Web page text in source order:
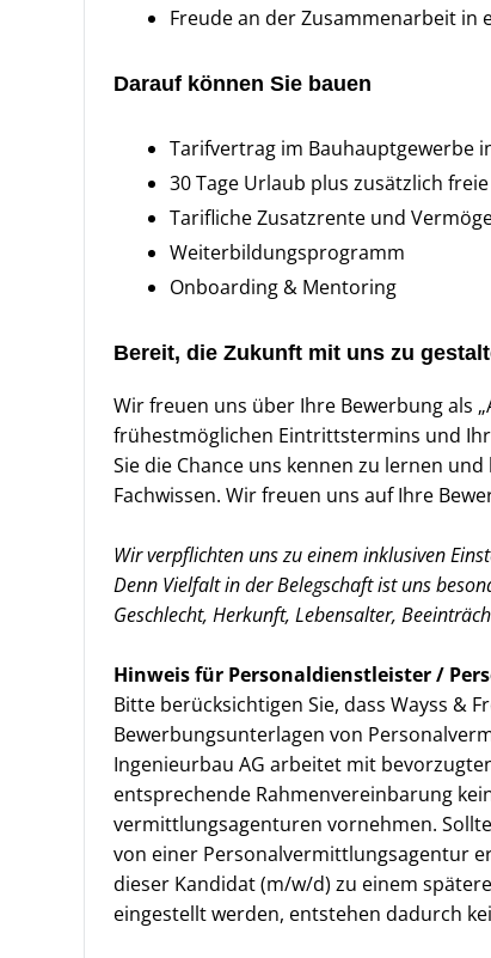
Freude an der Zusammenarbeit in
Darauf können Sie bauen
Tarifvertrag im Bauhauptgewerbe
30 Tage Urlaub plus zusätzlich
Tarifliche Zusatzrente und
Weiterbildungsprogramm
Onboarding & Mentoring
Bereit, die Zukunft mit uns zu
Wir freuen uns über Ihre Bewerbung als
frühestmöglichen Eintrittstermins und
Sie die Chance uns kennen zu lernen
Fachwissen. Wir freuen uns auf Ihre
Wir verpflichten uns zu einem inklusiven
Denn Vielfalt in der Belegschaft ist uns
Geschlecht, Herkunft, Lebensalter,
Hinweis für Personaldienstleister /
Bitte berücksichtigen Sie, dass Wayss &
Bewerbungsunterlagen von
Ingenieurbau AG arbeitet mit
entsprechende Rahmenvereinbarung
vermittlungs­agenturen vornehmen.
von einer Personalvermittlungsagentur
dieser Kandidat (m/w/d) zu einem
eingestellt werden, entstehen dadurch